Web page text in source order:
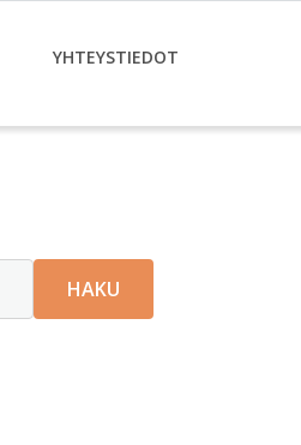
YHTEYSTIEDOT
HAKU